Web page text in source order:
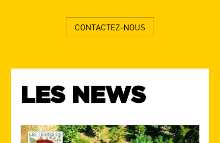
CONTACTEZ-NOUS
LES NEWS